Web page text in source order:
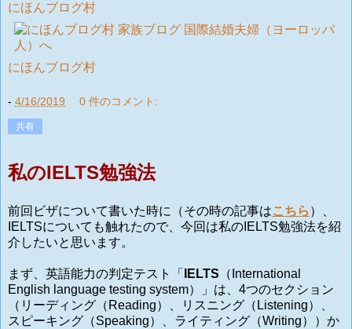
にほんブログ村
にほんブログ村
- 4/16/2019 0 件のコメント:
共有
私のIELTS勉強法
前回ビザについて書いた時に（その時の記事はこちら ）、
IELTSについても触れたので、今回は私のIELTS勉強法を紹
介したいと思います。
まず、英語能力の判定テスト「 IELTS （International
English language testing system）」は、4つのセクション
（リーディング（Reading）、リスニング（Listening）、
スピーキング（Speaking）、ライティング（Writing））か